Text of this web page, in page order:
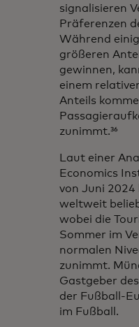
signalisieren
Präferenzen
Während
größeren
gewinnen,
einem
Anteils
zunimmt.³⁶
Laut einer
Economics
von Juni 2024
weltweit
wobei die
Sommer im
normalen
zunimmt.
Gastgeber
der Fußball-
im Fußball.